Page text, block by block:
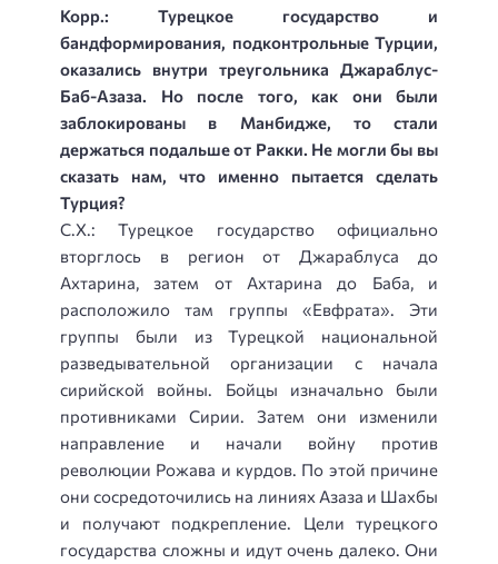
Корр.: Турецкое государство и
бандформирования, подконтрольные Турции,
оказались внутри треугольника Джараблус-
Баб-Азаза. Но после того, как они были
заблокированы в Манбидже, то стали
держаться подальше от Ракки. Не могли бы вы
сказать нам, что именно пытается сделать
Турция?
С.Х.: Турецкое государство официально
вторглось в регион от Джараблуса до
Ахтарина, затем от Ахтарина до Баба, и
расположило там группы «Евфрата». Эти
группы были из Турецкой национальной
разведывательной организации с начала
сирийской войны. Бойцы изначально были
противниками Сирии. Затем они изменили
направление и начали войну против
революции Рожава и курдов. По этой причине
они сосредоточились на линиях Азаза и Шахбы
и получают подкрепление. Цели турецкого
государства сложны и идут очень далеко. Они